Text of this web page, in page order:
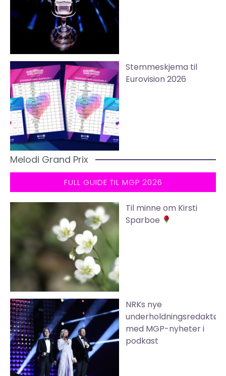
Stemmeskjema til
Eurovision 2026
Melodi Grand Prix
FULL GUIDE TIL MGP 2026
Til minne om Kirsti
Sparboe
NRKs nye
underholdningsredaktør
med MGP-nyheter i
podkast